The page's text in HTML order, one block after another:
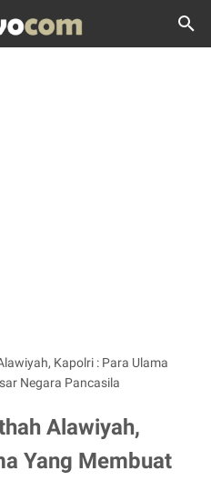
Kapolri : Para Ulama
Negara Pancasila
Alawiyah,
Yang Membuat